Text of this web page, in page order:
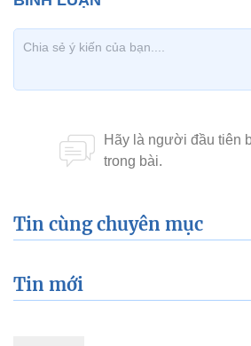
Tin cùng chuyên mục
Tin mới